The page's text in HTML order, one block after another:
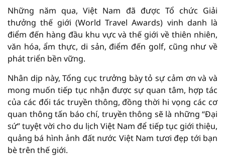
Những năm qua, Việt Nam đã được Tổ chức Giải
thưởng thế giới (World Travel Awards) vinh danh là
điểm đến hàng đầu khu vực và thế giới về thiên nhiên,
văn hóa, ẩm thực, di sản, điểm đến golf, cũng như về
phát triển bền vững.
Nhân dịp này, Tổng cục trưởng bày tỏ sự cảm ơn và và
mong muốn tiếp tục nhận được sự quan tâm, hợp tác
của các đối tác truyền thông, đồng thời hi vọng các cơ
quan thông tấn báo chí, truyền thông sẽ là những “Đại
sứ” tuyệt vời cho du lịch Việt Nam để tiếp tục giới thiệu,
quảng bá hình ảnh đất nước Việt Nam tươi đẹp tới bạn
bè trên thế giới.